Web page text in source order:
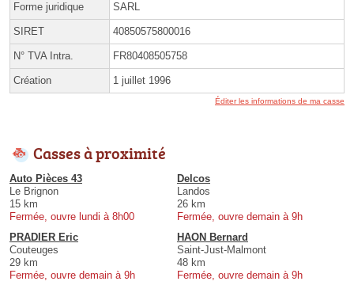
Forme juridique SARL
SIRET 40850575800016
N° TVA Intra. FR80408505758
Création 1 juillet 1996
Éditer les informations de ma casse
Casses à proximité
Auto Pièces 43
Le Brignon
15 km
Fermée, ouvre lundi à 8h00
Delcos
Landos
26 km
Fermée, ouvre demain à 9h
PRADIER Eric
Couteuges
29 km
Fermée, ouvre demain à 9h
HAON Bernard
Saint-Just-Malmont
48 km
Fermée, ouvre demain à 9h